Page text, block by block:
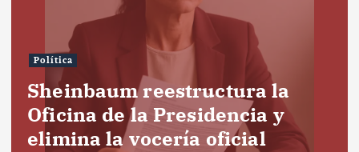
Política
Sheinbaum reestructura la
Oficina de la Presidencia y
elimina la vocería oficial